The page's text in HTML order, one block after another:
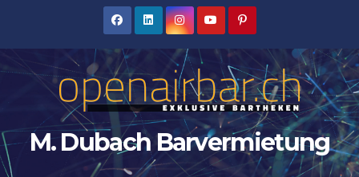
M. Dubach Barvermietung